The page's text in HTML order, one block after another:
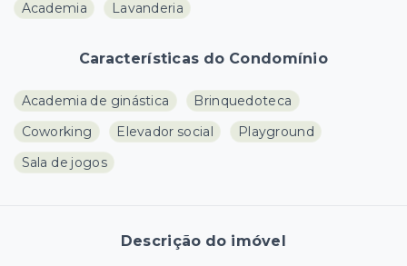
Academia Lavanderia
Características do Condomínio
Academia de ginástica
Brinquedoteca
Coworking
Elevador social
Playground
Sala de jogos
Descrição do imóvel